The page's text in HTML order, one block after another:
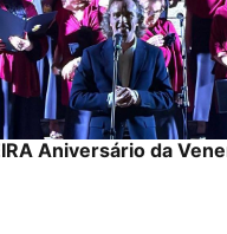
Aniversário da